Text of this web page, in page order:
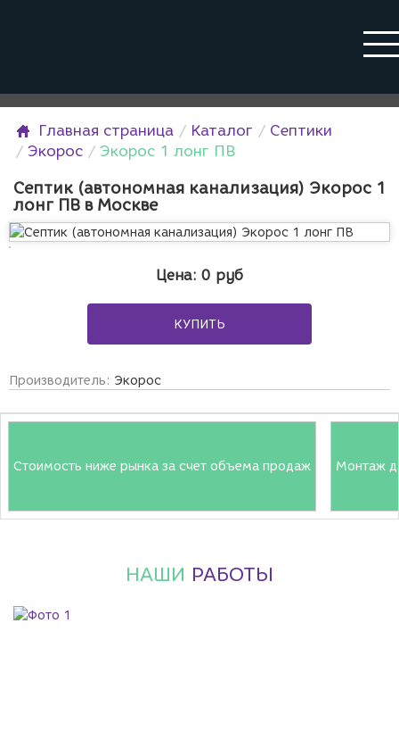
Главная страница Каталог
Септики
Экорос
Экорос 1 лонг ПВ
Септик (автономная канализация) Экорос 1
лонг ПВ в Москве
Цена: 0 руб
КУПИТЬ
Производитель: Экорос
Стоимость ниже рынка за счет объема продаж Монтаж
НАШИ РАБОТЫ